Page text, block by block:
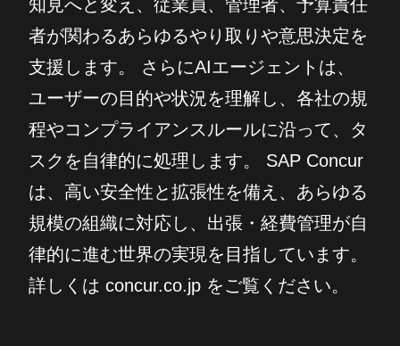
知見へと変え、従業員、管理者、予算責任
者が関わるあらゆるやり取りや意思決定を
支援します。 さらにAIエージェントは、
ユーザーの目的や状況を理解し、各社の規
程やコンプライアンスルールに沿って、タ
スクを自律的に処理します。 SAP Concur
は、高い安全性と拡張性を備え、あらゆる
規模の組織に対応し、出張・経費管理が自
律的に進む世界の実現を目指しています。
詳しくは concur.co.jp をご覧ください。